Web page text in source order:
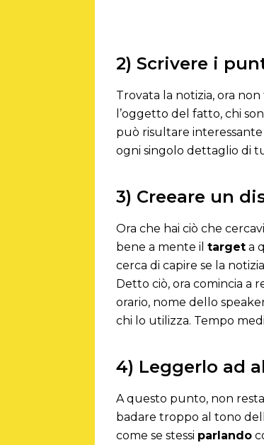
2) Scrivere i
Trovata la notizia, ora
l’oggetto del fatto, chi
può risultare
ogni singolo dettaglio di
3) Creeare un
Ora che hai ciò che
bene a mente iltarget a
cerca di capire se la
Detto ciò, ora comincia
orario, nome dello
chi lo utilizza. Tempo
4) Leggerlo ad
A questo punto, non
badare troppo al tono
come se stessi parlando